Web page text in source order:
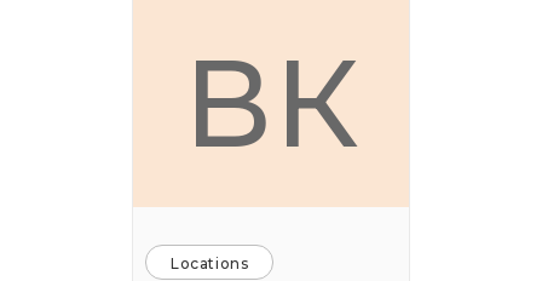
ВК
Locations